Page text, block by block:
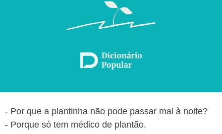
- Por que a plantinha não pode passar mal à noite?
- Porque só tem médico de plantão.